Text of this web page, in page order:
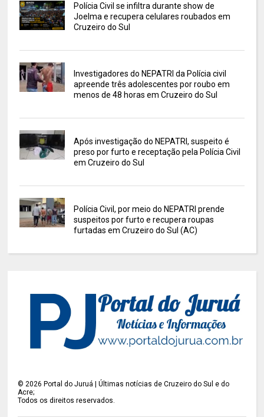
Polícia Civil se infiltra durante show de
Joelma e recupera celulares roubados em
Cruzeiro do Sul
Investigadores do NEPATRI da Polícia civil
apreende três adolescentes por roubo em
menos de 48 horas em Cruzeiro do Sul
Após investigação do NEPATRI, suspeito é
preso por furto e receptação pela Polícia Civil
em Cruzeiro do Sul
Polícia Civil, por meio do NEPATRI prende
suspeitos por furto e recupera roupas
furtadas em Cruzeiro do Sul (AC)
©2026 Portal do Juruá | Últimas notícias de Cruzeiro do Sul e do
Acre;
Todos os direitos reservados.